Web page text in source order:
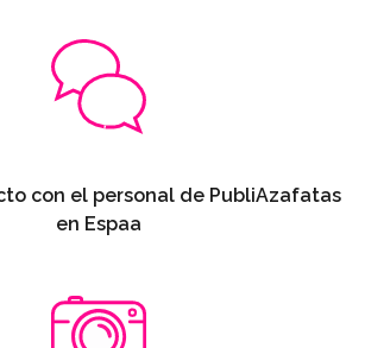
con el personal de PubliAzafatas
en Espaa